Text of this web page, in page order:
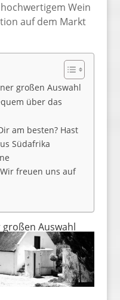
Wein
auf dem Markt
großen Auswahl
über das
am besten? Hast
Südafrika
freuen uns auf
Auswahl